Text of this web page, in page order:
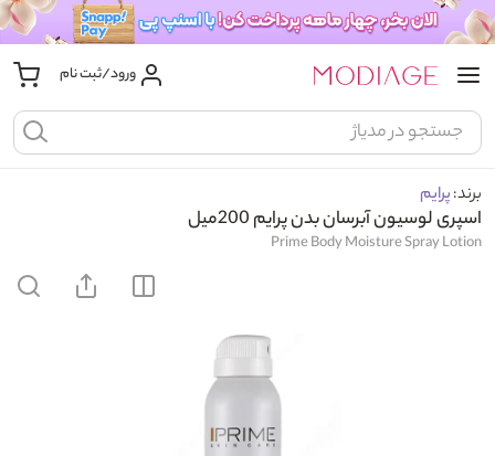
ورود/ثبت نام
برند:پرایم
اسپری لوسیون آبرسان بدن پرایم 200میل
Prime Body Moisture Spray Lotion